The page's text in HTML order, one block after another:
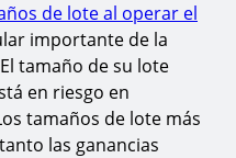
de lote al operar el
importante de la
tamaño de su lote
en riesgo en
tamaños de lote más
las ganancias